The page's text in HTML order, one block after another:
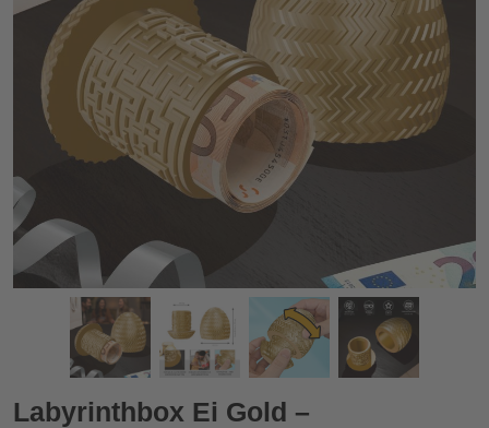
& kleine Überraschungen
Labyrinthbox Ei Gold – Geschenkverpackung für Geld,
Zurück
Labyrinthbox Ei Gold –